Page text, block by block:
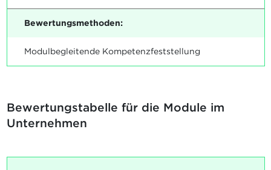
Bewertungsmethoden:
Modulbegleitende Kompetenzfeststellung
Bewertungstabelle für die Module im
Unternehmen